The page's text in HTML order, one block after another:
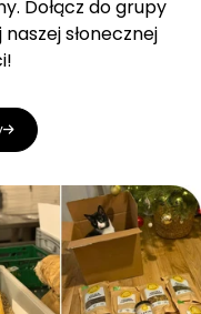
Dołącz do grupy
słonecznej